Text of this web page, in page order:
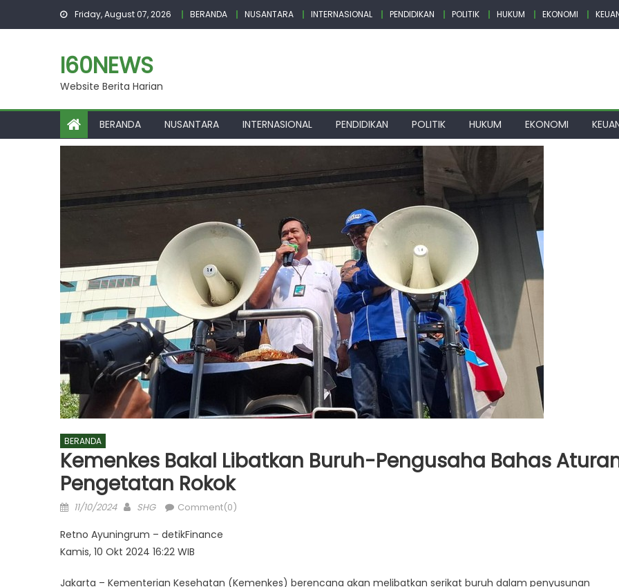
Friday, August 07, 2026 BERANDA NUSANTARA INTERNASIONAL PENDIDIKAN POLITIK HUKUM EKONOMI
I60NEWS
Website Berita Harian
BERANDA NUSANTARA INTERNASIONAL PENDIDIKAN POLITIK HUKUM EKONOMI
BERANDA
Kemenkes Bakal Libatkan Buruh-Pengusaha Bahas
Pengetatan Rokok
Posted
11/10/2024 Author
SHG Comment(0)
Retno Ayuningrum – detikFinance
Kamis, 10 Okt 2024 16:22 WIB
Jakarta – Kementerian Kesehatan (Kemenkes) berencana akan melibatkan serikat buruh dalam penyusunan